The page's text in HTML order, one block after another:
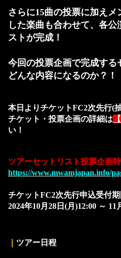
さらに15曲の投票に加え
した楽曲も合わせて、各公
ストが完成！
今回の投票企画で完成する
どんな内容になるのか？！
本日よりチケットFC2次先行(
チケット・投票企画の詳細は
い！
ツアーセットリスト投票企画
https://www.mwamjapan.info/
チケットFC2次先行申込受付期
2024年10月28日(月)12:00 ～ 11
ツアー日程